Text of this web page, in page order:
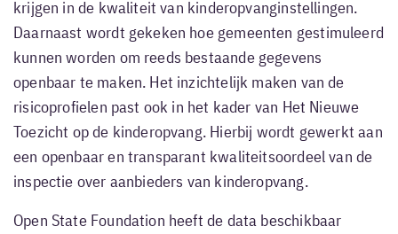
krijgen in de kwaliteit van kinderopvanginstellingen.
Daarnaast wordt gekeken hoe gemeenten gestimuleerd
kunnen worden om reeds bestaande gegevens
openbaar te maken. Het inzichtelijk maken van de
risicoprofielen past ook in het kader van Het Nieuwe
Toezicht op de kinderopvang. Hierbij wordt gewerkt aan
een openbaar en transparant kwaliteitsoordeel van de
inspectie over aanbieders van kinderopvang.
Open State Foundation heeft de data beschikbaar